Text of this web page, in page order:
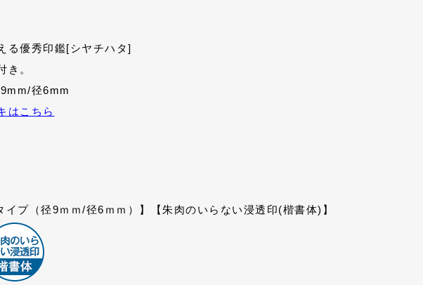
る優秀印鑑[シヤチハタ]
き。
径6mm
はこちら
イプ（径9ｍｍ/径6ｍｍ）】【朱肉のいらない浸透印(楷書体)】